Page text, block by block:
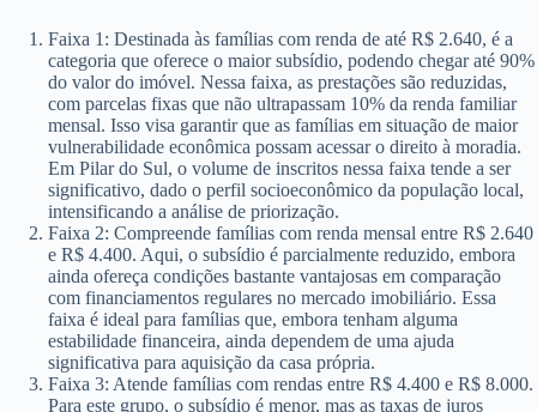
Faixa 1: Destinada às famílias com renda de até R$ 2.640, é a
categoria que oferece o maior subsídio, podendo chegar até 90%
do valor do imóvel. Nessa faixa, as prestações são reduzidas,
com parcelas fixas que não ultrapassam 10% da renda familiar
mensal. Isso visa garantir que as famílias em situação de maior
vulnerabilidade econômica possam acessar o direito à moradia.
Em Pilar do Sul, o volume de inscritos nessa faixa tende a ser
significativo, dado o perfil socioeconômico da população local,
intensificando a análise de priorização.
Faixa 2: Compreende famílias com renda mensal entre R$ 2.640
e R$ 4.400. Aqui, o subsídio é parcialmente reduzido, embora
ainda ofereça condições bastante vantajosas em comparação
com financiamentos regulares no mercado imobiliário. Essa
faixa é ideal para famílias que, embora tenham alguma
estabilidade financeira, ainda dependem de uma ajuda
significativa para aquisição da casa própria.
Faixa 3: Atende famílias com rendas entre R$ 4.400 e R$ 8.000.
Para este grupo, o subsídio é menor, mas as taxas de juros